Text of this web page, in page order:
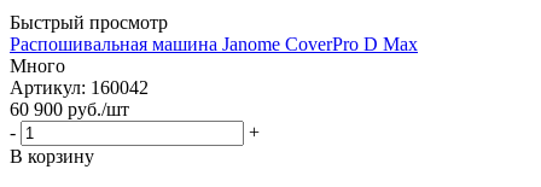
Быстрый просмотр
Распошивальная машина Janome CoverPro D Max
Много
Артикул: 160042
60 900 руб./шт
-
+
В корзину